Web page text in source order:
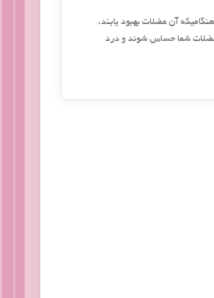
آن عضلات بهبود یابند،
عضلات شما حساس شوند و درد